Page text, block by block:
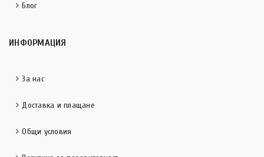
Блог
ИНФОРМАЦИЯ
За нас
Доставка и плащане
Общи условия